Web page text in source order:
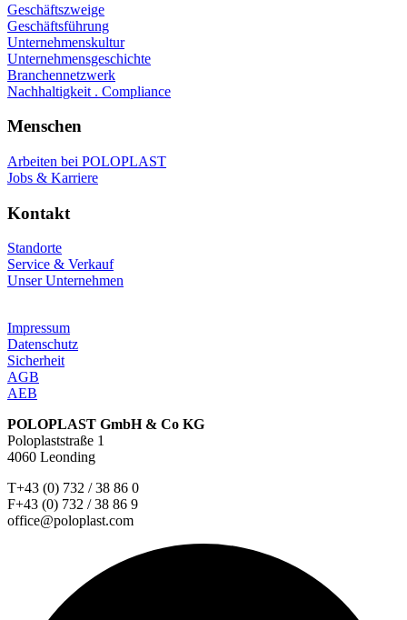
Geschäftszweige
Geschäftsführung
Unternehmenskultur
Unternehmensgeschichte
Branchennetzwerk
Nachhaltigkeit . Compliance
Menschen
Arbeiten bei POLOPLAST
Jobs & Karriere
Kontakt
Standorte
Service & Verkauf
Unser Unternehmen
Impressum
Datenschutz
Sicherheit
AGB
AEB
POLOPLAST GmbH & Co KG
Poloplaststraße 1
4060 Leonding
T+43 (0) 732 / 38 86 0
F+43 (0) 732 / 38 86 9
office@poloplast.com